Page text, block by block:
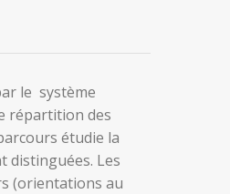
le système
répartition des
étudie la
distinguées. Les
(orientations au